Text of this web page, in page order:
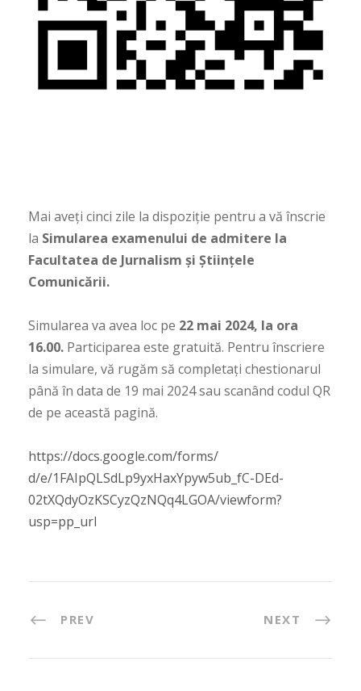
Mai aveți cinci zile la dispoziție pentru a vă înscrie
la Simularea examenului de admitere la
Facultatea de Jurnalism și Științele
Comunicării.
Simularea va avea loc pe 22 mai 2024, la ora
16.00. Participarea este gratuită. Pentru înscriere
la simulare, vă rugăm să completați chestionarul
până în data de 19 mai 2024 sau scanând codul QR
de pe această pagină.
https://docs.google.com/forms/
d/e/1FAIpQLSdLp9yxHaxYpyw5ub_ fC-DEd-
02tXQdyOzKSCyzQzNQq4LGOA/viewform?
usp=pp_url
PREV NEXT